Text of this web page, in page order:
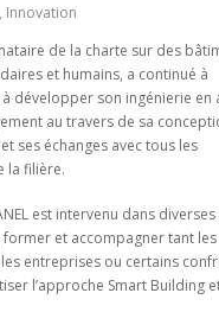
, Innovation
de la charte sur des
et humains, a continué à
développer son ingénierie en
au travers de sa
ses échanges avec tous les
la filière.
est intervenu dans
et accompagner tant
les entreprises ou certains
l’approche Smart Building